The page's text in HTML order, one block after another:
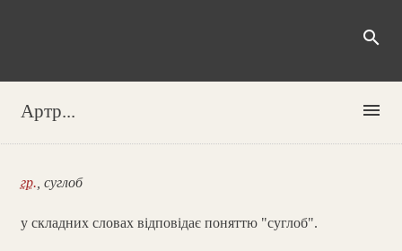
search
Артр... menu
гр. , суглоб
у складних словах відповідає поняттю "суглоб".